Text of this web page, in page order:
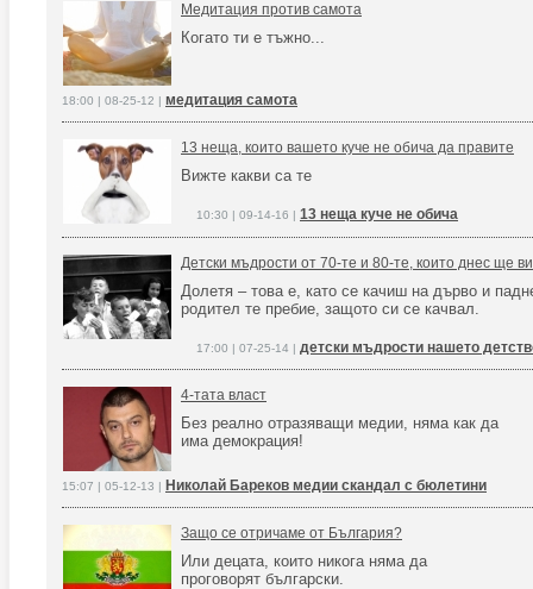
Медитация против самота
Когато ти е тъжно...
18:00 | 08-25-12 | медитация самота
13 неща, които вашето куче не обича да правите
Вижте какви са те
10:30 | 09-14-16 | 13 неща куче не обича
Детски мъдрости от 70-те и 80-те, които днес ще
Долетя – това е, като се качиш на дърво и
родител те пребие, защото си се качвал.
17:00 | 07-25-14 | детски мъдрости нашето
4-тата власт
Без реално отразяващи медии, няма как да
има демокрация!
15:07 | 05-12-13 | Николай Бареков медии скандал с бюлетини
Защо се отричаме от България?
Или децата, които никога няма да
проговорят български.